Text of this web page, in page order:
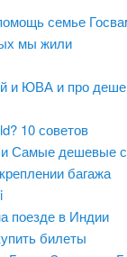
семье
мы жили
и ЮВА и про
10 советов
Самые дешевые
багажа
поезде в Индии
билеты